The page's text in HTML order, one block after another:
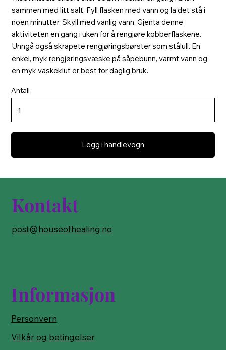
sammen med litt salt. Fyll flasken med vann og la det stå i
noen minutter. Skyll med vanlig vann. Gjenta denne
aktiviteten en gang i uken for å rengjøre kobberflaskene.
Unngå også skrapete rengjøringsbørster som stålull. En
enkel, myk rengjøringsvæske på såpebunn, varmt vann og
en myk vaskeklut er best for daglig bruk.
Antall
Legg i handlevogn
Kontakt
post@houseofhealing.no
Informasjon
Personvern
Vilkår og betingelser